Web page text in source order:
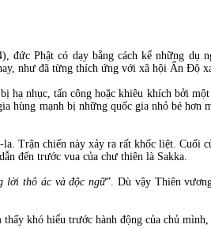
đức Phật có dạy bằng cách kể những dụ
như đã từng thích ứng với xã hội Ấn Độ
hạ nhục, tấn công hoặc khiêu khích bởi
hùng mạnh bị những quốc gia nhỏ bé hơn
Trận chiến này xảy ra rất khốc liệt. Cuối
đến trước vua của chư thiên là Sakka.
lời thô ác và độc ngữ”. Dù vậy Thiên
khó hiểu trước hành động của chủ